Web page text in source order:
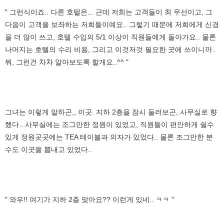
" 그런식이죠.. 다른 호텔은... 근데 저희는 고객들이 최 우선이고, 그
다음이 고객을 보좌하는 저희들이예요.. 그렇기 때문에 저희에게 신경
을 더 많이 쓰고, 호텔 수입의 5/1 이상이 직원들에게 돌아가요.. 물론
나머지는 호텔의 수리 비용, 그리고 이것저것 필요한 곳에 쓰이니까..
뭐, 그런건 차차 알아보도록 할게요..^^ "
그녀는 이렇게 말하곤,, 이곳. 지하 2층을 잠시 둘러보곤, 사무실로 향
했다.. 사무실에는 조그만한 정원이 있었고, 직원들이 편안하게 쉴수
있게 정원곳곳에는 TEA 테이블과 의자가 있었다.. 물론 조그만한 분
수도 이곳을 뽐내고 있었다..
" 와우!! 여기가 지하 2층 맞아요?? 이런게 있네.. ㅋㅋ "